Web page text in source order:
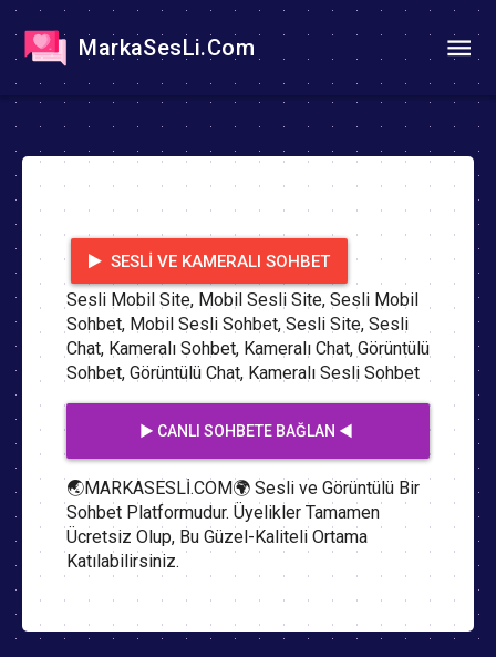
MarkaSesLi.Com
SESLI VE KAMERALI SOHBET
Sesli Mobil Site, Mobil Sesli Site, Sesli Mobil
Sohbet, Mobil Sesli Sohbet, Sesli Site, Sesli
Chat, Kameralı Sohbet, Kameralı Chat, Görüntülü
Sohbet, Görüntülü Chat, Kameralı Sesli Sohbet
▶️ CANLI SOHBETE BAĞLAN ◀️
🌏MARKASESLİ.COM🌍 Sesli ve Görüntülü Bir
Sohbet Platformudur. Üyelikler Tamamen
Ücretsiz Olup, Bu Güzel-Kaliteli Ortama
Katılabilirsiniz.